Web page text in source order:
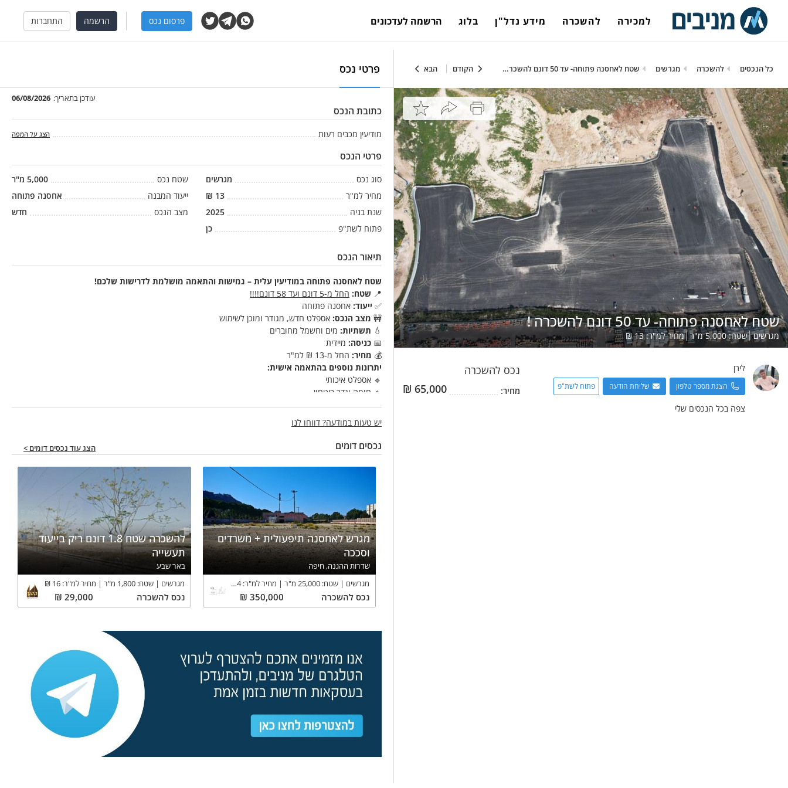
למכירה להשכרה מידע נדל"ן בלוג הרשמה לעדכונים פרסום נכס הרשמה התחברות
כל הנכסים להשכרה מגרשים שטח לאחסנה פתוחה- עד 50 דונם להשכרה ! הקודם הבא
שטח לאחסנה פתוחה- עד 50 דונם להשכרה !
מגרשים שטח:5,000מ"ר מחיר למ"ר:13
₪
לירן
הצגת מספר טלפון שליחת הודעה פתוח לשת"פ
צפה בכל הנכסים שלי
נכס להשכרה
מחיר: 65,000
₪
פרטי נכס
עודכן בתאריך: 06/08/2026
כתובת הנכס
מודיעין מכבים רעות הצג על המפה
פרטי הנכס
סוג נכס מגרשים שטח נכס 5,000 מ"ר
מחיר למ"ר
13
₪ ייעוד המבנה
אחסנה פתוחה
שנת בניה
2025 מצב הנכס
חדש
פתוח לשת"פ
כן
תיאור הנכס
שטח לאחסנה פתוחה במודיעין עלית – גמישות והתאמה מושלמת לדרישות שלכם!
📍 שטח: החל מ-5 דונם ועד 58 דונם!!!!
✅ ייעוד: אחסנה פתוחה
🚧 מצב הנכס: אספלט חדש, מגודר ומוכן לשימוש
💧 תשתיות: מים וחשמל מחוברים
📅 כניסה: מיידית
💰 מחיר: החל מ-13 ₪ למ"ר
יתרונות נוספים בהתאמה אישית:
🔹 אספלט איכותי
🔹 חומה וגדר ביטחון
🔹 שערים חשמליים
🔹 מצלמות אבטחה מתקדמות
🔹 מערכות כיבוי אש
📞 לפרטים נוספים ותיאום סיור: 0524296421
יש טעות במודעה? דווחו לנו
נכסים דומים הצג עוד נכסים דומים >
מגרש לאחסנה תיפעולית + משרדים
וסככה
שדרות ההגנה, חיפה
מגרשים
שטח: 25,000 מ"ר מחיר למ"ר:14
₪
נכס להשכרה 350,000
₪
להשכרה שטח 1.8 דונם ריק בייעוד
תעשייה
באר שבע
מגרשים
שטח:1,800 מ"ר מחיר למ"ר:16
₪
נכסלהשכרה 29,000
₪